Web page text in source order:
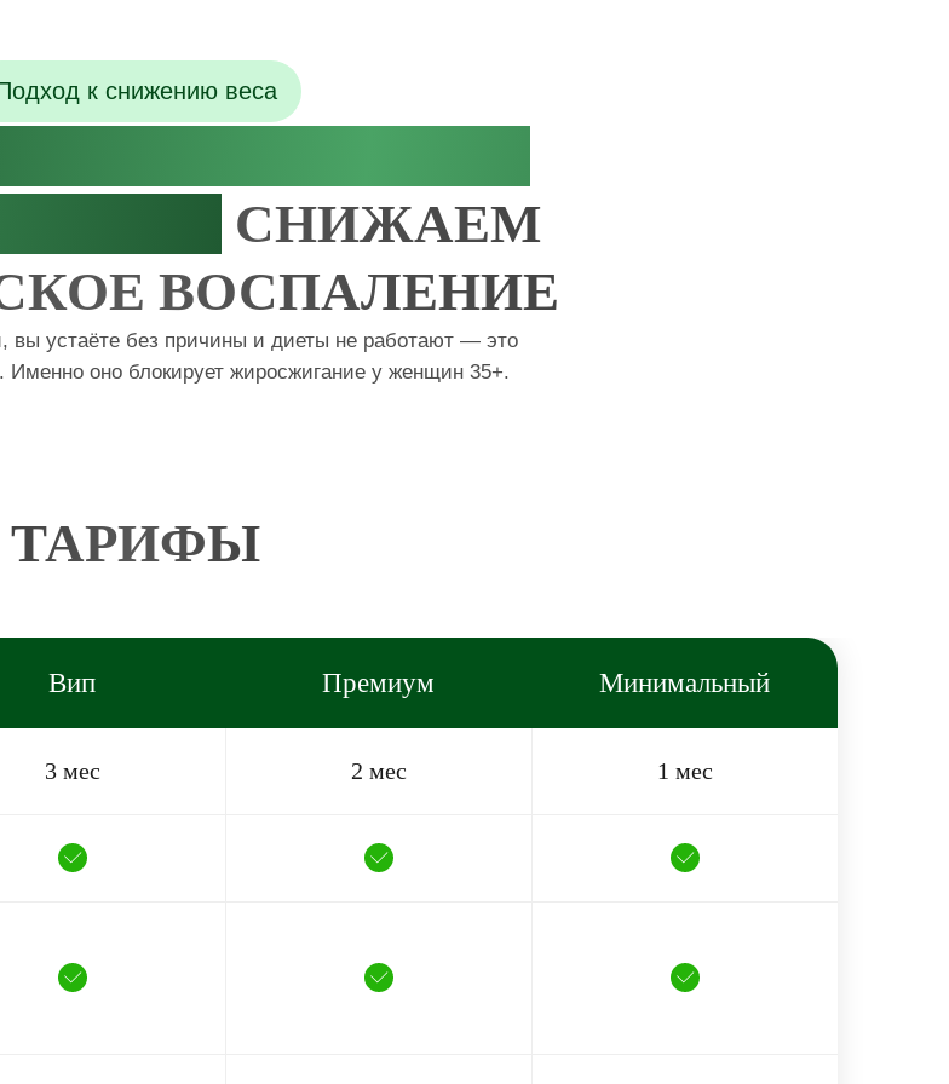
к снижению веса
СНИЖАЕМ
ВОСПАЛЕНИЕ
вы устаёте без причины и диеты не работают — это
Именно оно блокирует жиросжигание у женщин 35+.
ТАРИФЫ
Вип Премиум Минимальный
3 мес 2 мес 1 мес